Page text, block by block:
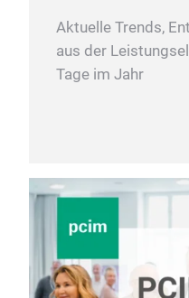
Aktuelle Trends,
aus der
Tage im Jahr